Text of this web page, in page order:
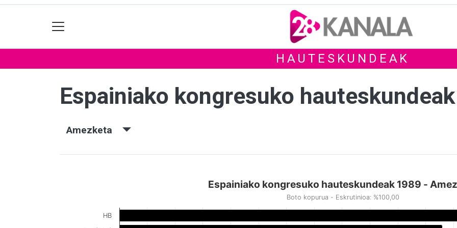
HAUTESKUNDEAK
Espainiako kongresuko
Amezketa
Espainiako kongresuko hauteskundeak 1989 -
Boto kopurua - Eskrutinioa: %100,00
HB